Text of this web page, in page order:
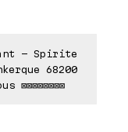
- Spirite
68200
⊠⊠⊠⊠⊠⊠⊠⊠